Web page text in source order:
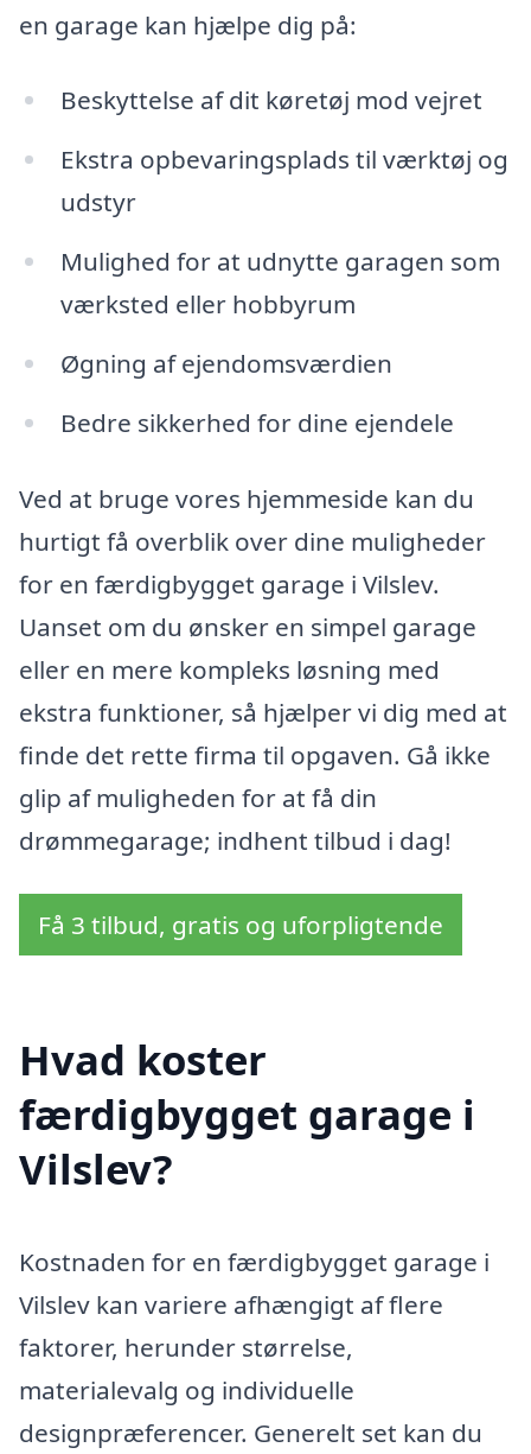
en garage kan hjælpe dig på:
Beskyttelse af dit køretøj mod vejret
Ekstra opbevaringsplads til værktøj og
udstyr
Mulighed for at udnytte garagen som
værksted eller hobbyrum
Øgning af ejendomsværdien
Bedre sikkerhed for dine ejendele
Ved at bruge vores hjemmeside kan du
hurtigt få overblik over dine muligheder
for en færdigbygget garage i Vilslev.
Uanset om du ønsker en simpel garage
eller en mere kompleks løsning med
ekstra funktioner, så hjælper vi dig med at
finde det rette firma til opgaven. Gå ikke
glip af muligheden for at få din
drømmegarage; indhent tilbud i dag!
Få 3 tilbud, gratis og uforpligtende
Hvad koster
færdigbygget garage i
Vilslev?
Kostnaden for en færdigbygget garage i
Vilslev kan variere afhængigt af flere
faktorer, herunder størrelse,
materialevalg og individuelle
designpræferencer. Generelt set kan du